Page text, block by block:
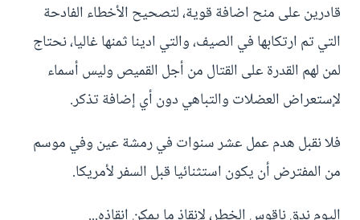
قادرين على منح اضافة قوية، لتصحيح الأخطاء الفادحة
التي تم ارتكابها في الصيف، والتي ادينا ثمنها غاليا، نحتاج
لمن لهم القدرة على القتال من أجل القميص وليس أسماء
لإستعراض العضلات والتباهي دون أي إضافة تذكر.
فلا نقبل هدم عمل عشر سنوات في رمشة عين وفي موسم
من المفترض أن يكون استثنائيا قبل السفر لأمريكا.